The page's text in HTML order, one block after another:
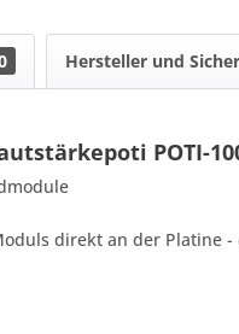
Hersteller und
POTI-
direkt an der Platine